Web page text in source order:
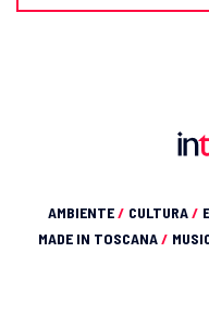
AMBIENTE/ CULTURA/
MADE IN TOSCANA/